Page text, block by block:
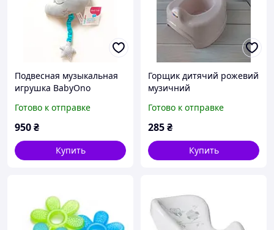
Подвесная музыкальная
игрушка BabyOno
рождения
Готово к отправке
950₴
Купить
Горщик дитячий рожевий
музичний
Готово к отправке
285₴
Купить